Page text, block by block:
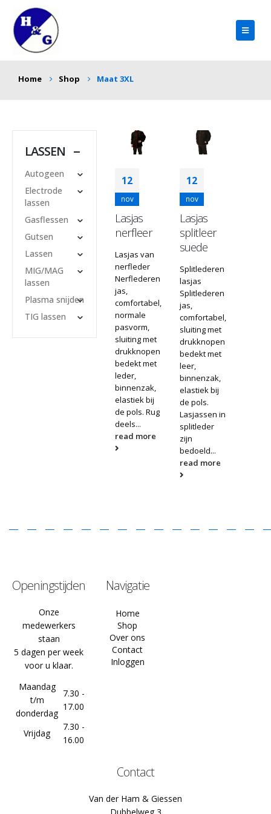
Home Shop Maat 3XL
12
nov
Lasjas
nerfleer
Lasjas van
nerfleder
Nerflederen
jas,
comfortabel,
normale
pasvorm,
sluiting met
drukknopen
bedekt met
leder,
binnenzak,
elastiek bij
de pols. Rug
deels...
read more
12
nov
Lasjas
splitleer
suede
Splitlederen
lasjas
Splitlederen
jas,
comfortabel,
sluiting met
drukknopen
bedekt met
leer,
binnenzak,
elastiek bij
de pols.
Lasjassen in
splitleder
zijn
bedoeld...
read more
LASSEN
Autogeen
Electrode
lassen
Gasflessen
Gutsen
Lassen
MIG/MAG
lassen
Plasma snijden
TIG lassen
Openingstijden
Onze
medewerkers
staan
5 dagen per week
voor u klaar.
Maandag
t/m
donderdag
7.30 -
17.00
Vrijdag
7.30 -
16.00
Navigatie
Home
Shop
Over ons
Contact
Inloggen
Contact
Van der Ham & Giessen